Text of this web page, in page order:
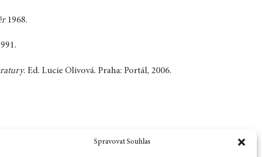
Spravovat Souhlas
1968.
. Ed. Lucie Olivová. Praha: Portál, 2006.